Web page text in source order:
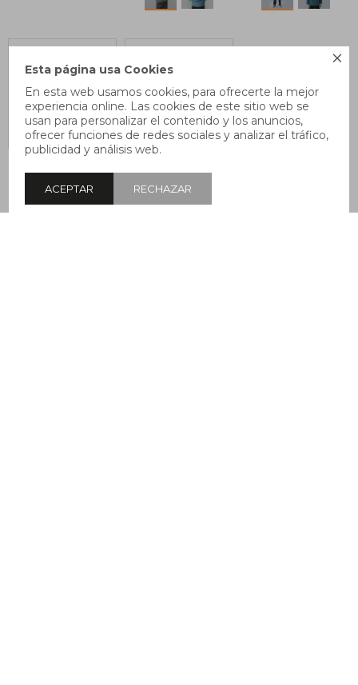

Esta página usa Cookies
En esta web usamos cookies, para ofrecerte la mejor
experiencia online. Las cookies de este sitio web se
usan para personalizar el contenido y los anuncios,
ofrecer funciones de redes sociales y analizar el tráfico,
publicidad y análisis web.
ACEPTAR RECHAZAR
Surfer - Blanco
$ 490
Coffee -
$ 490